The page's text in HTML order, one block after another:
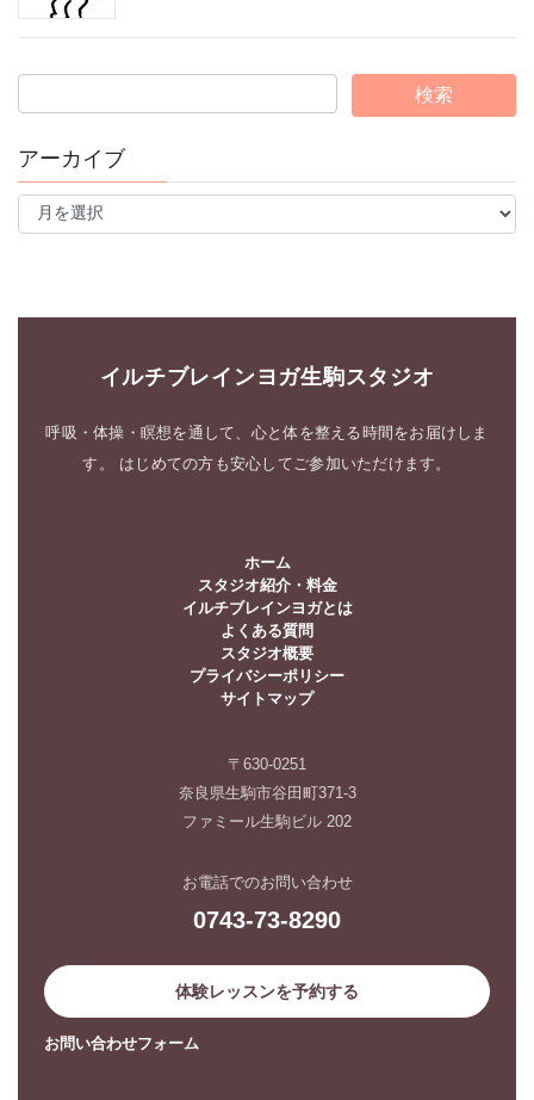
アーカイブ
ア
イルチブレインヨガ生駒スタジオ
呼吸・体操・瞑想を通して、心と体を整える時間をお届けしま
す。 はじめての方も安心してご参加いただけます。
ホーム
スタジオ紹介・料金
イルチブレインヨガとは
よくある質問
スタジオ概要
プライバシーポリシー
サイトマップ
〒630-0251
奈良県生駒市谷田町371-3
ファミール生駒ビル 202
お電話でのお問い合わせ
0743-73-8290
体験レッスンを予約する
お問い合わせフォーム